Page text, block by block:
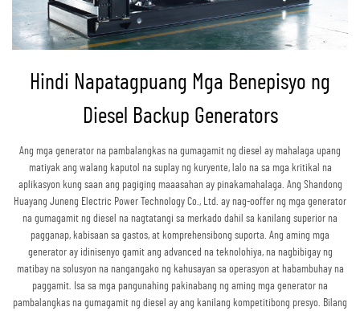
Hindi Napatagpuang Mga Benepisyo ng
Diesel Backup Generators
Ang mga generator na pambalangkas na gumagamit ng diesel ay mahalaga upang
matiyak ang walang kaputol na suplay ng kuryente, lalo na sa mga kritikal na
aplikasyon kung saan ang pagiging maaasahan ay pinakamahalaga. Ang Shandong
Huayang Juneng Electric Power Technology Co., Ltd. ay nag-ooffer ng mga generator
na gumagamit ng diesel na nagtatangi sa merkado dahil sa kanilang superior na
pagganap, kabisaan sa gastos, at komprehensibong suporta. Ang aming mga
generator ay idinisenyo gamit ang advanced na teknolohiya, na nagbibigay ng
matibay na solusyon na nangangako ng kahusayan sa operasyon at habambuhay na
paggamit. Isa sa mga pangunahing pakinabang ng aming mga generator na
pambalangkas na gumagamit ng diesel ay ang kanilang kompetitibong presyo. Bilang